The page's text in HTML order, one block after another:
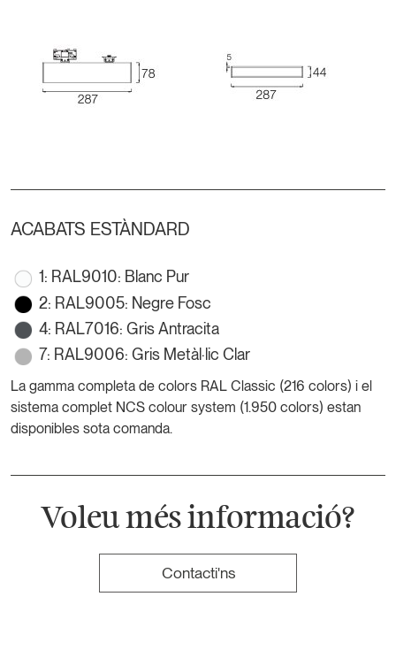
ACABATS ESTÀNDARD
1: RAL9010: Blanc Pur
2: RAL9005: Negre Fosc
4: RAL7016: Gris Antracita
7: RAL9006: Gris Metàl·lic Clar
La gamma completa de colors RAL Classic (216 colors) i el
sistema complet NCS colour system (1.950 colors) estan
disponibles sota comanda.
Voleu més informació?
Contacti'ns